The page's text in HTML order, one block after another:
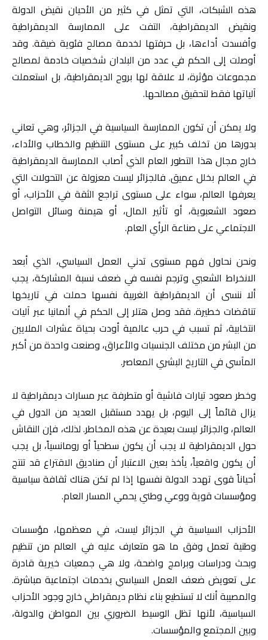
هذه الشبكات، التي تمثل في كثير من الأحيان نقيض الدولة
ونقيض الديمقراطية، التفت على الممارسة الديمقراطية
وأفسدت أداءها، بل حرفتها لخدمة مصالح فئوية ضيقة. وقد
أوصلت إلى الحكم في عدد من البلدان شخصيات خادمة لمصالح
مجموعات مؤثرة، لا علاقة لها بروح الديمقراطية، بل استعملت
آلياتها فقط لتحقيق مصالحها.
ولا يمكن أن تكون الممارسة السياسية في الجزائر، وهي تعاني
بدورها من تخلف كبير على مستوى التنظيم والخطاب والأداء،
خارج مجال هذا التطور العام الذي أصاب الممارسة الديمقراطية
في العالم بخلل عميق. فالجزائر ليست معزولة عن التحولات التي
يعرفها العالم، سواء على مستوى تراجع الثقة في الأحزاب، أو
صعود الشعبوية، أو تأثير المال، أو هيمنة وسائل التواصل
الاجتماعي على صناعة الرأي العام.
ونحن نحاول فهم مستوى تدني العمل السياسي، الذي أبعد
الانخراط الشعبي وترجم نفسه في ضعف نسبة المشاركة، يجب
ألا ننسى أن الديمقراطية الغربية نفسها حملت في تاريخها
تناقضات خطيرة. فقد وصل هتلر إلى الحكم في ألمانيا عبر آليات
انتخابية، ثم تسبب في حرب عالمية أودت بحياة عشرات الملايين
من البشر من مختلف الجنسيات والأعراق، وصنعت واحدة من أكبر
المآسي في التاريخ البشري المعاصر.
وخطر صعود تيارات فاشية أو متطرفة عبر مسارات ديمقراطية لا
يزال قائماً إلى اليوم، بل يهدد مستقبل العديد من الدول في
العالم، والجزائر ليست بعيدة عن هذه المخاطر. لذلك، فإن النقاش
حول الديمقراطية لا يجب أن يكون سطحياً أو رومانسياً، بل يجب
أن يكون واقعياً، يأخذ بعين الاعتبار أن صناديق الاقتراع قد تنتج
أحياناً قوى تهدد الدولة نفسها إذا لم تكن هناك ثقافة سياسية
ومؤسسات قوية ووعي وطني يحمي المسار العام.
الأحزاب السياسية في الجزائر ليست، في معظمها، مؤسسات
وطنية تعمل وفق ما هو متعارف عليه في العالم من تنظيم
وبحث ودراسات وبرامج واضحة، ولا هي جمعيات خيرية قادرة
على تعويض ضعف العمل السياسي بخدمات اجتماعية مباشرة.
والمصيبة أنك لا تستطيع بناء نظام ديمقراطي خارج وجود الأحزاب
السياسية، لأنها تظل الوسيط الضروري بين المواطن والدولة،
وبين المجتمع والمؤسسات.